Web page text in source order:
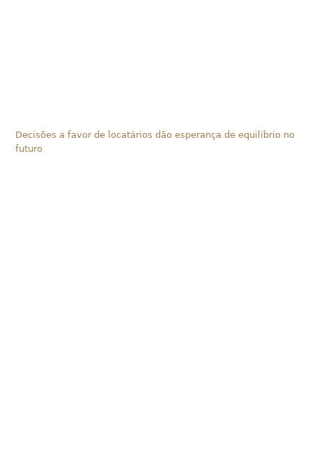
Decisões a favor de locatários dão esperança de equilíbrio no
futuro